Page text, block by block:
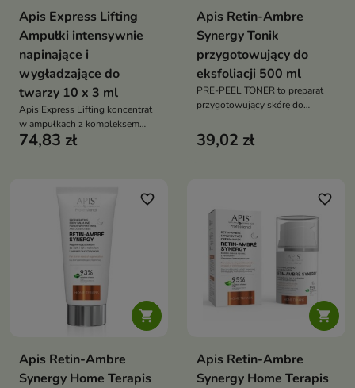
Apis Express Lifting
Ampułki intensywnie
napinające i
wygładzające do
twarzy 10 x 3 ml
Apis Express Lifting koncentrat
w ampułkach z kompleksem
TENS’UP™ kolagenem i kwasem
74,83 zł
Apis Retin-Ambre
Synergy Tonik
przygotowujący do
eksfoliacji 500 ml
PRE-PEEL TONER to preparat
przygotowujący skórę do
39,02 zł

favorite_border
Apis Retin-Ambre
Synergy Home Terapis

favorite_border
Apis Retin-Ambre
Synergy Home Terapis